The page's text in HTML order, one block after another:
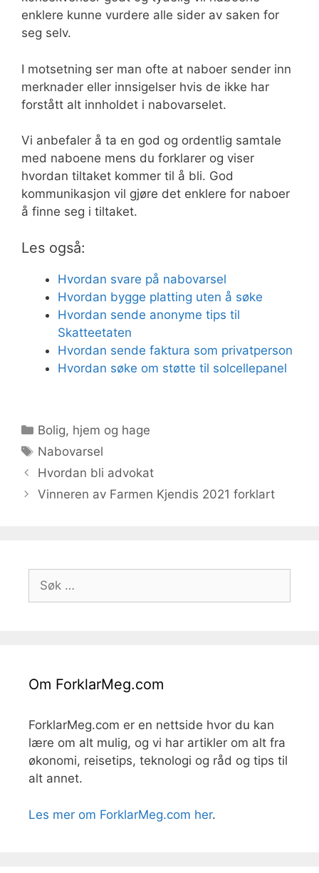
enklere kunne vurdere alle sider av saken for
seg selv.
I motsetning ser man ofte at naboer sender inn
merknader eller innsigelser hvis de ikke har
forstått alt innholdet i nabovarselet.
Vi anbefaler å ta en god og ordentlig samtale
med naboene mens du forklarer og viser
hvordan tiltaket kommer til å bli. God
kommunikasjon vil gjøre det enklere for naboer
å finne seg i tiltaket.
Les også:
Hvordan svare på nabovarsel
Hvordan bygge platting uten å søke
Hvordan sende anonyme tips til
Skatteetaten
Hvordan sende faktura som privatperson
Hvordan søke om støtte til solcellepanel
Kategorier
Bolig, hjem og hage
Stikkord
Nabovarsel
Hvordan bli advokat
Vinneren av Farmen Kjendis 2021 forklart
Søk
etter:
Om ForklarMeg.com
ForklarMeg.com er en nettside hvor du kan
lære om alt mulig, og vi har artikler om alt fra
økonomi, reisetips, teknologi og råd og tips til
alt annet.
Les mer om ForklarMeg.com her.